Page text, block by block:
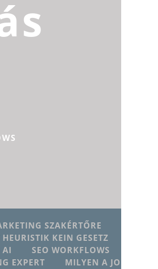
SZAKÉRTŐRE
KEIN GESETZ
AI
SEO WORKFLOWS
EXPERT
MILYEN A JO